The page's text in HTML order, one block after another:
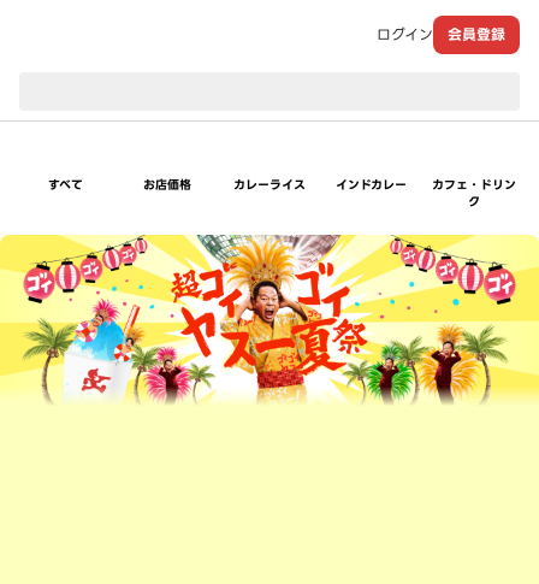
ログイン 会員登録
すべて お店価格 カレーライス インドカレー
カフェ・ドリン
ク
超ゴイゴイヤスー夏祭